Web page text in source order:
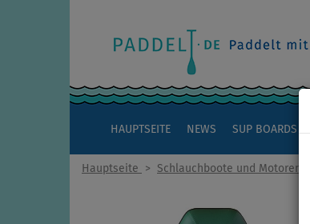
HAUPTSEITE NEWS SUP BOARDS
Hauptseite > Schlauchboote und Motoren